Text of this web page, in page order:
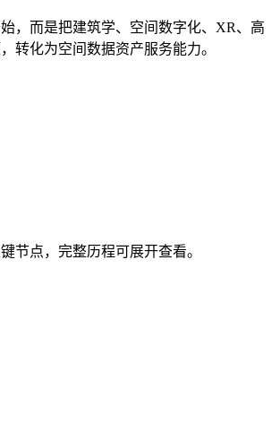
，而是把建筑学、空间数字化、XR、高
转化为空间数据资产服务能力。
节点，完整历程可展开查看。